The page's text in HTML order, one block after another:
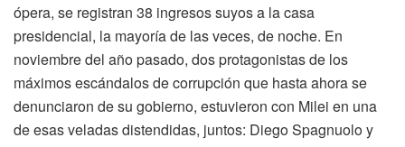
ópera, se registran 38 ingresos suyos a la casa
presidencial, la mayoría de las veces, de noche. En
noviembre del año pasado, dos protagonistas de los
máximos escándalos de corrupción que hasta ahora se
denunciaron de su gobierno, estuvieron con Milei en una
de esas veladas distendidas, juntos: Diego Spagnuolo y